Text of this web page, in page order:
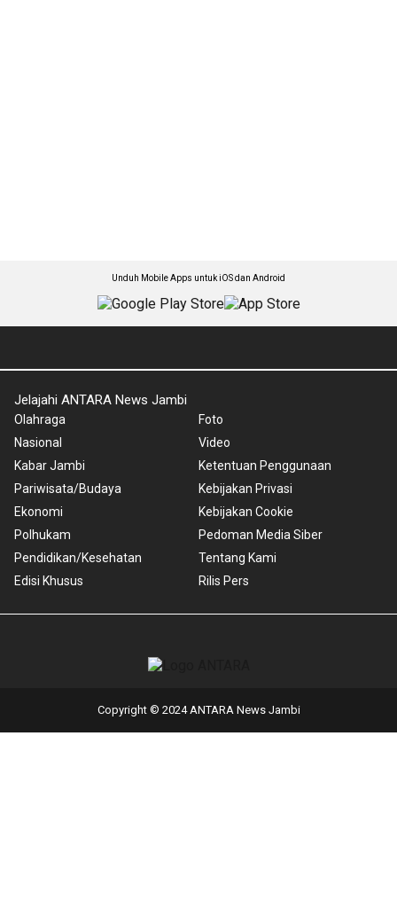
Unduh Mobile Apps untuk iOS dan Android
Jelajahi ANTARA News Jambi
Olahraga
Nasional
Kabar Jambi
Pariwisata/Budaya
Ekonomi
Polhukam
Pendidikan/Kesehatan
Edisi Khusus
Foto
Video
Ketentuan Penggunaan
Kebijakan Privasi
Kebijakan Cookie
Pedoman Media Siber
Tentang Kami
Rilis Pers
Copyright © 2024 ANTARA News Jambi